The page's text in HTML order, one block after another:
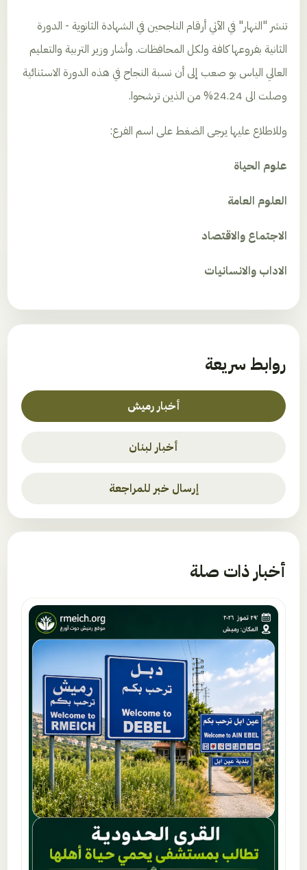
تنشر "النهار" في الآتي أرقام الناجحين في الشهادة الثانوية - الدورة
الثانية بفروعها كافة ولكل المحافظات. وأشار وزير التربية والتعليم
العالي الياس بو صعب إلى أن نسبة النجاح في هذه الدورة الاسثنائية
وصلت الى 24.24% من الذين ترشحوا.
وللاطلاع عليها يرجى الضغط على اسم الفرع:
علوم الحياة
العلوم العامة
الاجتماع والاقتصاد
الاداب والانسانيات
روابط سريعة
أخبار رميش
أخبار لبنان
إرسال خبر للمراجعة
أخبار ذات صلة